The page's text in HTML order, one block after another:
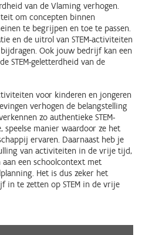
van de Vlaming verhogen.
om concepten binnen
te begrijpen en toe te passen.
en de uitrol van STEM-activiteiten
Ook jouw bedrijf kan een
STEM-geletterdheid van de
voor kinderen en jongeren
verhogen de belangstelling
zo authentieke STEM-
speelse manier waardoor ze het
ervaren. Daarnaast heb je
van activiteiten in de vrije tijd,
een schoolcontext met
Het is dus zeker het
in te zetten op STEM in de vrije